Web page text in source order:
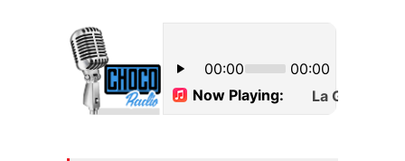
cocaína en Higüey
Uncategorized
septiembre 17, 2022